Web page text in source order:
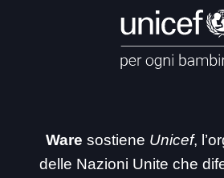
Ware sostiene Unicef,
delle Nazioni Unite che